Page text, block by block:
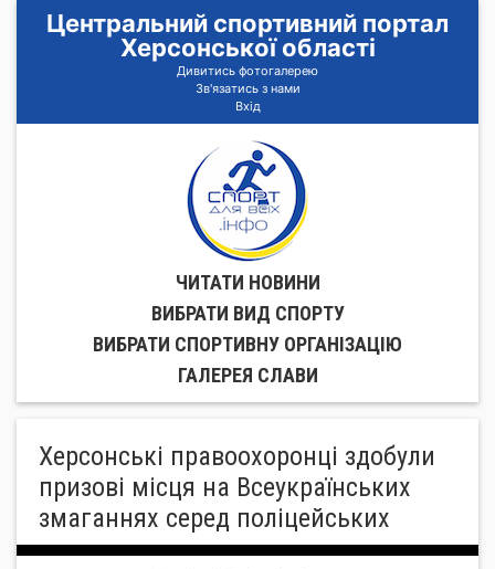
Центральний спортивний портал
Херсонської області
Дивитись фотогалерею
Зв'язатись з нами
Вхід
ЧИТАТИ НОВИНИ
ВИБРАТИ ВИД СПОРТУ
ВИБРАТИ СПОРТИВНУ ОРГАНIЗАЦIЮ
ГАЛЕРЕЯ СЛАВИ
Херсонські правоохоронці здобули
призові місця на Всеукраїнських
змаганнях серед поліцейських